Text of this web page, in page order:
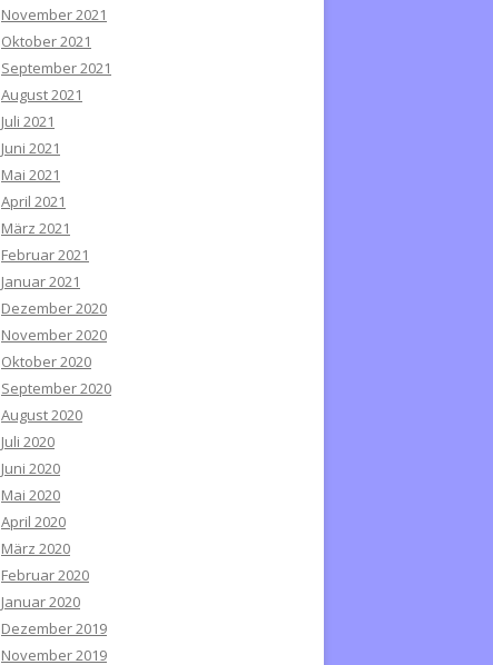
November 2021
Oktober 2021
September 2021
August 2021
Juli 2021
Juni 2021
Mai 2021
April 2021
März 2021
Februar 2021
Januar 2021
Dezember 2020
November 2020
Oktober 2020
September 2020
August 2020
Juli 2020
Juni 2020
Mai 2020
April 2020
März 2020
Februar 2020
Januar 2020
Dezember 2019
November 2019